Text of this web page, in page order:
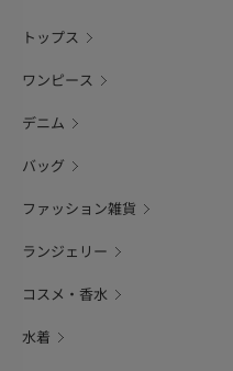
トップス
ワンピース
デニム
バッグ
ファッション雑貨
ランジェリー
コスメ・香水
水着